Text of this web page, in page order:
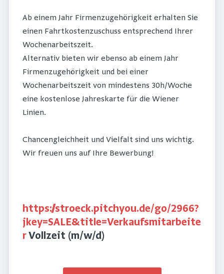
Ab einem Jahr Firmenzugehörigkeit erhalten Sie
einen Fahrtkostenzuschuss entsprechend Ihrer
Wochenarbeitszeit.
Alternativ bieten wir ebenso ab einem Jahr
Firmenzugehörigkeit und bei einer
Wochenarbeitszeit von mindestens 30h/Woche
eine kostenlose Jahreskarte für die Wiener
Linien.
Chancengleichheit und Vielfalt sind uns wichtig.
Wir freuen uns auf Ihre Bewerbung!
https://stroeck.pitchyou.de/go/2966?
jkey=SALE&title=Verkaufsmitarbeite
rVollzeit (m/w/d)